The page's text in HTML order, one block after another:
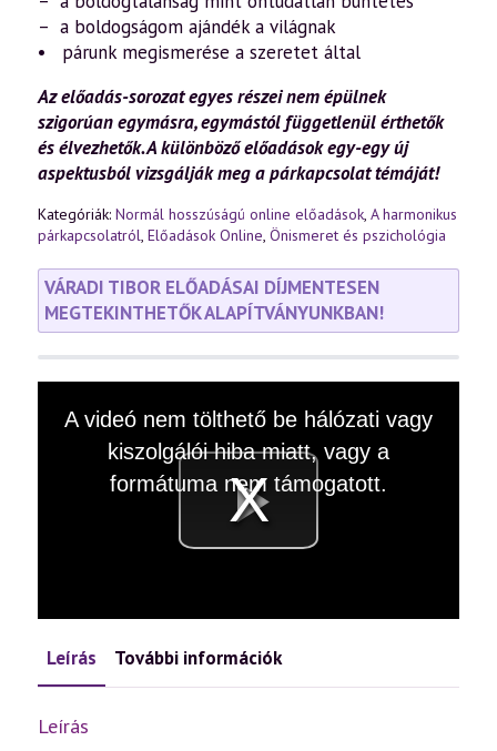
– a boldogságom ajándék a világnak
• párunk megismerése a szeretet által
Az előadás-sorozat egyes részei nem épülnek
szigorúan egymásra, egymástól függetlenül érthetők
és élvezhetők. A különböző előadások egy-egy új
aspektusból vizsgálják meg a párkapcsolat témáját!
Kategóriák: Normál hosszúságú online előadások, A harmonikus
párkapcsolatról, Előadások Online, Önismeret és pszichológia
VÁRADI TIBOR ELŐADÁSAI DÍJMENTESEN
MEGTEKINTHETŐK ALAPÍTVÁNYUNKBAN!
Videó
A videó nem tölthető be hálózati vagy
kiszolgálói hiba miatt, vagy a
formátuma nem támogatott.
Leírás További információk
Leírás